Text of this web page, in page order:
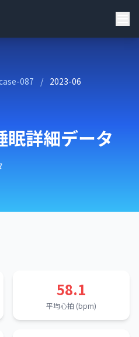
087 / 2023-06
詳細データ
58.1
平均心拍 (bpm)